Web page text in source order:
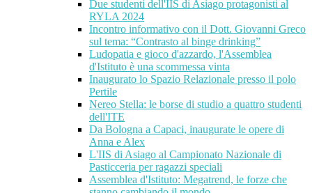
Due studenti dell'IIS di Asiago protagonisti al
RYLA 2024
Incontro informativo con il Dott. Giovanni Greco
sul tema: “Contrasto al binge drinking”
Ludopatia e gioco d'azzardo, l'Assemblea
d'Istituto è una scommessa vinta
Inaugurato lo Spazio Relazionale presso il polo
Pertile
Nereo Stella: le borse di studio a quattro studenti
dell'ITE
Da Bologna a Capaci, inaugurate le opere di
Anna e Alex
L'IIS di Asiago al Campionato Nazionale di
Pasticceria per ragazzi speciali
Assemblea d'Istituto: Megatrend, le forze che